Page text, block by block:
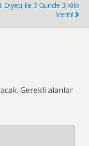
Diyeti Ile 3 Günde 3 Kilo
Verin!
Gerekli alanlar